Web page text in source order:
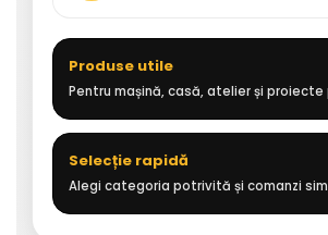
Produse utile
Pentru mașină, casă, atelier și
Selecție rapidă
Alegi categoria potrivită și comanzi